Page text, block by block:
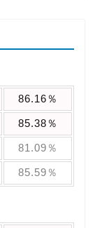
86.16％
85.38％
81.09％
85.59％